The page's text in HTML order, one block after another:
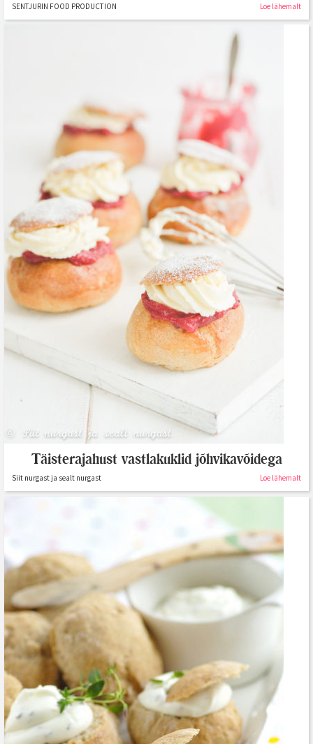
SENTJURIN FOOD PRODUCTION Loe lähemalt
Täisterajahust vastlakuklid jõhvikavõidega
Siit nurgast ja sealt nurgast Loe lähemalt